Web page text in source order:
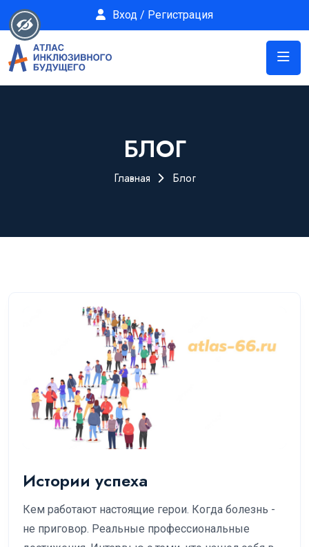
Вход / Регистрация
БЛОГ
Главная Блог
Истории успеха
Кем работают настоящие герои. Когда болезнь -
не приговор. Реальные профессиональные